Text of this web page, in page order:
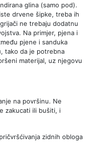
glina (samo pod).
drvene šipke, treba ih
ne trebaju dodatnu
Na primjer, pjena i
pjene i sanduka
tako da je potrebna
materijal, uz njegovu
na površinu. Ne
zakucati ili bušiti, i
zidnih obloga